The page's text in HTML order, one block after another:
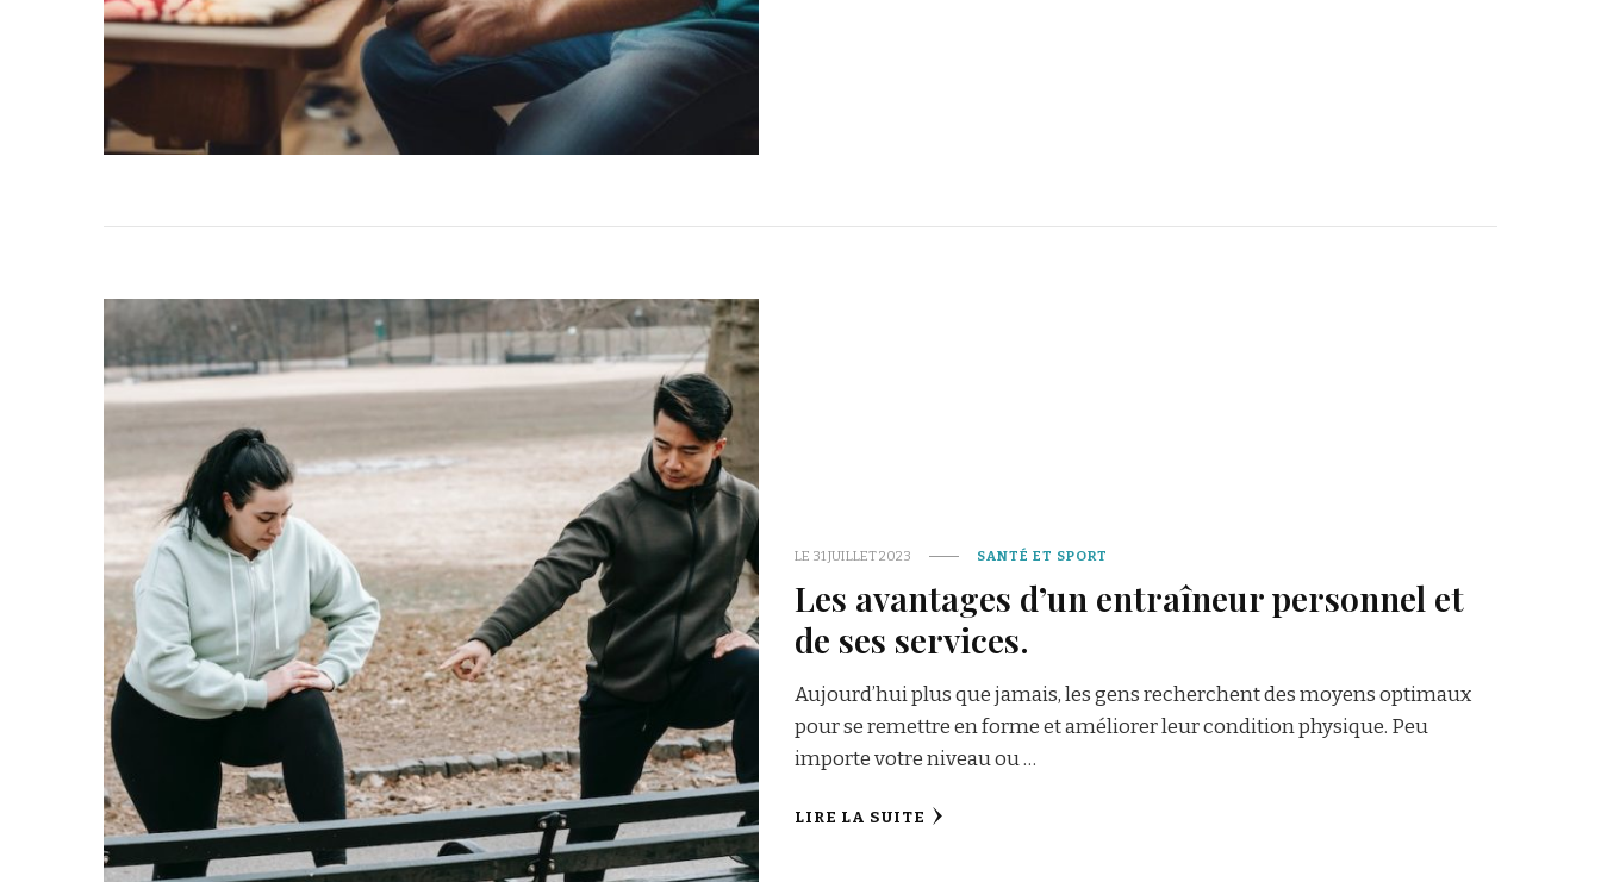
LE 31 JUILLET 2023 SANTÉ ET SPORT
Les avantages d’un entraîneur personnel et
de ses services.
Aujourd’hui plus que jamais, les gens recherchent des moyens optimaux
pour se remettre en forme et améliorer leur condition physique. Peu
importe votre niveau ou …
LIRE LA SUITE